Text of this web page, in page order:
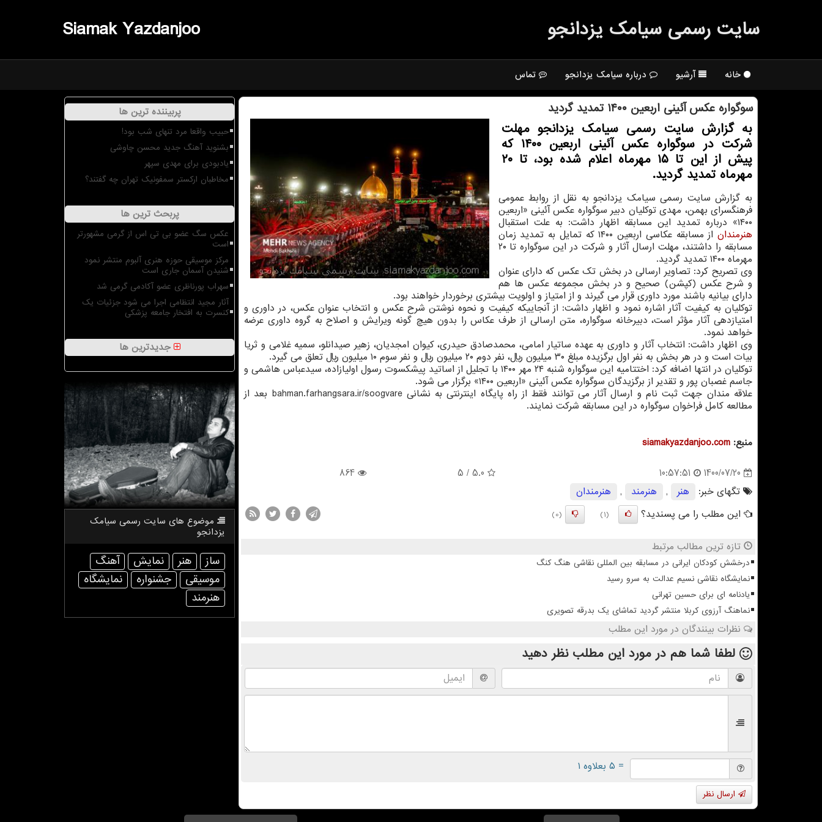
Siamak Yazdanjoo سایت رسمی سیامك یزدانجو
خانه آرشیو درباره سیامک یزدانجو تماس
سوگواره عکس آئینی اربعین ۱۴۰۰ تمدید گردید
به گزارش سایت رسمی سیامک یزدانجو مهلت
شرکت در سوگواره عکس آئینی اربعین ۱۴۰۰ که
پیش از این تا ۱۵ مهرماه اعلام شده بود، تا ۲۰
مهرماه تمدید گردید.
به گزارش سایت رسمی سیامک یزدانجو به نقل از روابط عمومی
فرهنگسرای بهمن، مهدی توکلیان دبیر سوگواره عکس آئینی «اربعین
۱۴۰۰» درباره تمدید این مسابقه اظهار داشت: به علت استقبال
هنرمندان
از مسابقه عکاسی اربعین ۱۴۰۰ که تمایل به تمدید زمان
مسابقه را داشتند، مهلت ارسال آثار و شرکت در این سوگواره تا ۲۰
مهرماه ۱۴۰۰ تمدید گردید.
وی تصریح کرد: تصاویر ارسالی در بخش تک عکس که دارای عنوان
و شرح عکس (کپشن) صحیح و در بخش مجموعه عکس ها هم
دارای بیانیه باشند مورد داوری قرار می گیرند و از امتیاز و اولویت بیشتری برخوردار خواهند بود.
توکلیان به کیفیت آثار اشاره نمود و اظهار داشت: از آنجاییکه کیفیت و نحوه نوشتن شرح عکس و انتخاب عنوان عکس، در داوری و
امتیازدهی آثار مؤثر است، دبیرخانه سوگواره، متن ارسالی از طرف عکاس را بدون هیچ گونه ویرایش و اصلاح به گروه داوری عرضه
خواهد نمود.
وی اظهار داشت: انتخاب آثار و داوری به عهده ساتیار امامی، محمدصادق حیدری، کیوان امجدیان، زهیر صیدانلو، سمیه غلامی و ثریا
بیات است و در هر بخش به نفر اول برگزیده مبلغ ۳۰ میلیون ریال، نفر دوم ۲۰ میلیون ریال و نفر سوم ۱۰ میلیون ریال تعلق می گیرد.
توکلیان در انتها اضافه کرد: اختتامیه این سوگواره شنبه ۲۴ مهر ۱۴۰۰ با تجلیل از اساتید پیشکسوت رسول اولیازاده، سیدعباس هاشمی و
جاسم غصبان پور و تقدیر از برگزیدگان سوگواره عکس آئینی «اربعین ۱۴۰۰» برگزار می شود.
علاقه مندان جهت ثبت نام و ارسال آثار می توانند فقط از راه پایگاه اینترنتی به نشانی bahman.farhangsara.ir/soogvare بعد از
مطالعه کامل فراخوان سوگواره در این مسابقه شرکت نمایند.
منبع: siamakyazdanjoo.com
1400/07/20
10:57:51
5.0
/ 5
864
تگهای خبر:
هنر , هنرمند ,
هنرمندان
این مطلب را می پسندید؟
(1)
(0)
تازه ترین مطالب مرتبط
درخشش کودکان ایرانی در مسابقه بین المللی نقاشی هنگ کنگ
نمایشگاه نقاشی نسیم عدالت به سرو رسید
یادنامه ای برای حسین تهرانی
نماهنگ آرزوی کربلا منتشر گردید تماشای یک بدرقه تصویری
نظرات بینندگان در مورد این مطلب
لطفا شما هم در مورد این مطلب نظر دهید
= ۵ بعلاوه ۱
ارسال نظر
پربیننده ترین ها
حبیب واقعا مرد تنهای شب بود!
بشنوید آهنگ جدید محسن چاوشی
یادبودی برای مهدی سپهر
مخاطبان ارکستر سمفونیک تهران چه گفتند؟
پربحث ترین ها
عکس سگ عضو بی تی اس از گرمی مشهورتر
است
مرکز موسیقی حوزه هنری آلبوم منتشر نمود
شنیدن آسمان جاری است
سهراب پورناظری عضو آکادمی گرمی شد
آثار مجید انتظامی اجرا می شود جزئیات یک
کنسرت به افتخار جامعه پزشکی
جدیدترین ها
موضوع های سایت رسمی سیامك
یزدانجو
ساز هنر نمایش
آهنگ
موسیقی
جشنواره
نمایشگاه
هنرمند